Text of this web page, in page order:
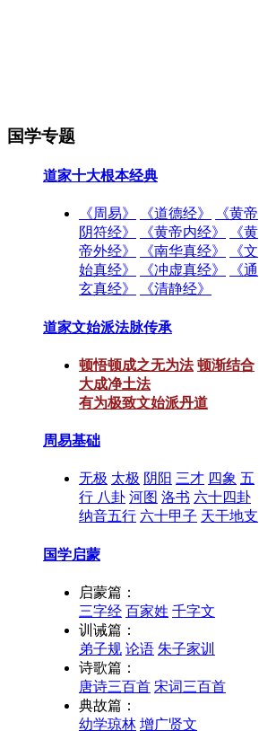
国学专题
道家十大根本经典
《周易》 《道德经》
《黄帝
阴符经》
《黄帝内经》
《黄
帝外经》
《南华真经》
《文
始真经》
《冲虚真经》
《通
玄真经》
《清静经》
道家文始派法脉传承
顿悟顿成之无为法 顿渐结合
大成净土法
有为极致文始派丹道
周易基础
无极 太极 阴阳 三才 四象 五
行 八卦 河图 洛书 六十四卦
纳音五行 六十甲子 天干地支
国学启蒙
启蒙篇：
三字经 百家姓 千字文
训诫篇：
弟子规 论语 朱子家训
诗歌篇：
唐诗三百首 宋词三百首
典故篇：
幼学琼林 增广贤文